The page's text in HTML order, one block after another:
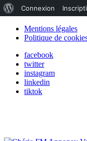
Mentions légales
Politique de
facebook
twitter
instagram
linkedin
tiktok
de
WordPress
Connexion